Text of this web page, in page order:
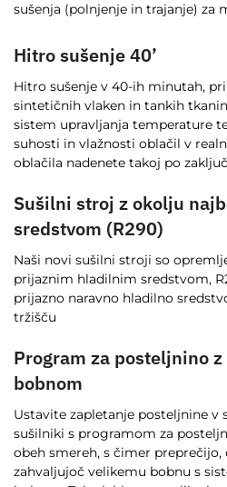
sušenja (polnjenje in trajanje) za
Hitro sušenje 40’
Hitro sušenje v 40-ih minutah,
sintetičnih vlaken in tankih
sistem upravljanja temperature
suhosti in vlažnosti oblačil v
oblačila nadenete takoj po
Sušilni stroj z okolju
sredstvom (R290)
Naši novi sušilni stroji so
prijaznim hladilnim sredstvom,
prijazno naravno hladilno
tržišču
Program za posteljnino
bobnom
Ustavite zapletanje posteljnine v
sušilniki s programom za
obeh smereh, s čimer preprečijo,
zahvaljujoč velikemu bobnu s